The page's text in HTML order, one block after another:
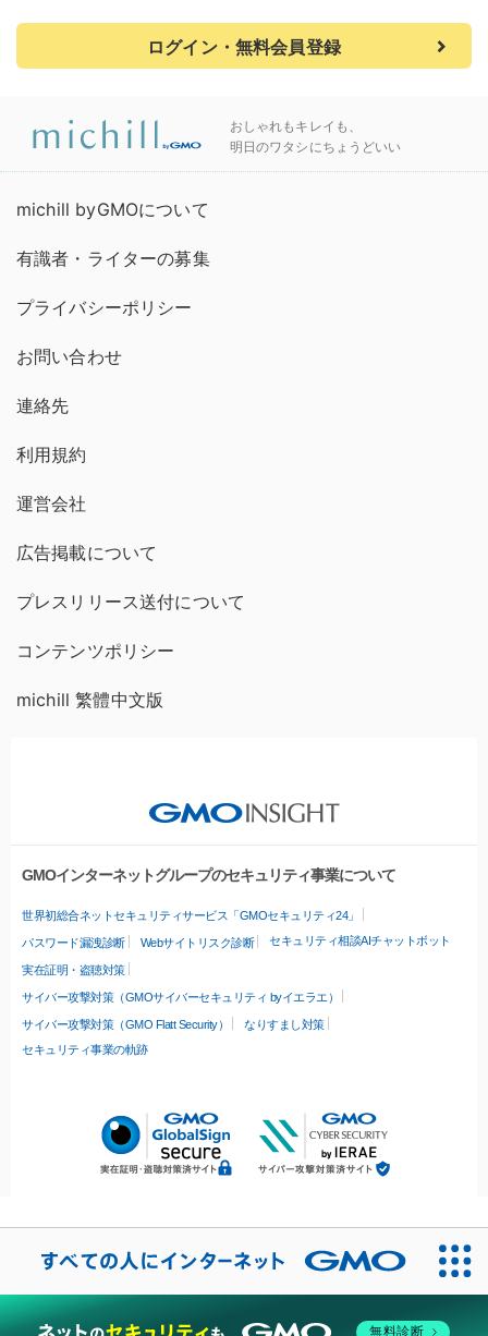
ログイン・無料会員登録
おしゃれもキレイも、
明日のワタシにちょうどいい
michill byGMOについて
有識者・ライターの募集
プライバシーポリシー
お問い合わせ
連絡先
利用規約
運営会社
広告掲載について
プレスリリース送付について
コンテンツポリシー
michill 繁體中文版
GMOインターネットグループのセキュリティ事業について
世界初総合ネットセキュリティサービス「GMOセキュリティ24」
パスワード漏洩診断 Webサイトリスク診断 セキュリティ相談AIチャットボット
実在証明・盗聴対策
サイバー攻撃対策（GMOサイバーセキュリティ byイエラエ）
サイバー攻撃対策（GMO Flatt Security）
なりすまし対策
セキュリティ事業の軌跡
無料診断